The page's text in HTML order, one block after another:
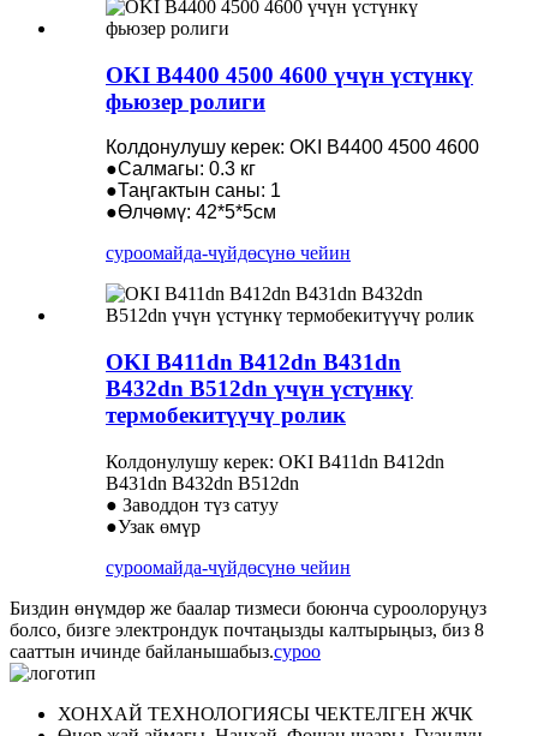
OKI B4400 4500 4600 үчүн үстүнкү
фьюзер ролиги
Колдонулушу керек: OKI B4400 4500 4600
●Салмагы: 0.3 кг
●Таңгактын саны: 1
●Өлчөмү: 42*5*5см
суроомайда-чүйдөсүнө чейин
OKI B411dn B412dn B431dn
B432dn B512dn үчүн үстүнкү
термобекитүүчү ролик
Колдонулушу керек: OKI B411dn B412dn
B431dn B432dn B512dn
● Заводдон түз сатуу
●Узак өмүр
суроомайда-чүйдөсүнө чейин
Биздин өнүмдөр же баалар тизмеси боюнча суроолоруңуз
болсо, бизге электрондук почтаңызды калтырыңыз, биз 8
сааттын ичинде байланышабыз.суроо
ХОНХАЙ ТЕХНОЛОГИЯСЫ ЧЕКТЕЛГЕН ЖЧК